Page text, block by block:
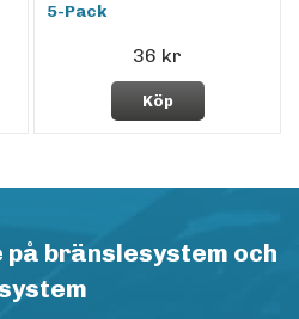
5-Pack
36 kr
Köp
på bränslesystem och